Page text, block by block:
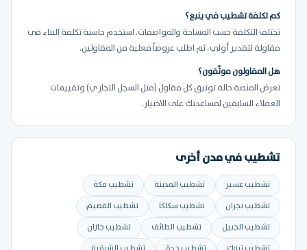
كم تكلفة تشطيب في ينبع؟
تختلف التكلفة حسب المساحة والمواصفات. استخدم حاسبة تكلفة البناء في
مقاولة لتقدير أولي، ثم اطلب عروضاً فعلية من المقاولين.
هل المقاولون موثّقون؟
تعرض المنصة حالة توثيق كل مقاول (مثل السجل التجاري) وتقييمات
العملاء السابقين لمساعدتك على الاختيار.
تشطيب في مدن أخرى
تشطيب عسير تشطيب المدينة
تشطيب مكة
تشطيب نجران
تشطيب سكاكا
تشطيب القصيم
تشطيب الجبيل
تشطيب الطائف
تشطيب جازان